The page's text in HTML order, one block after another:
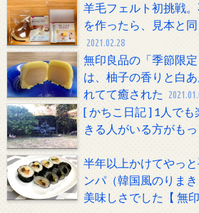
羊毛フェルト初挑戦
を作ったら、見本と
2021.02.28
無印良品の「季節限定
は、柚子の香りと白
れてて癒された
[ かちこ日記 ] 1人で
きる人がいる方がも
半年以上かけてやっ
ンパ（韓国風のりま
美味しさでした【 無印